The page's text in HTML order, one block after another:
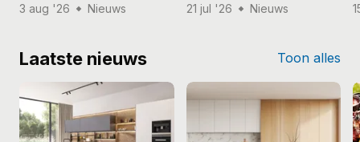
3 aug '26 Nieuws 21 jul '26 Nieuws
Laatste nieuws Toon alles